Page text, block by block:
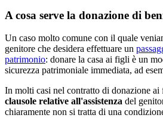
A cosa serve la donazione di
Un caso molto comune con il quale
genitore che desidera effettuare un
patrimonio: donare la casa ai figli è un
sicurezza patrimoniale immediata, ad
In molti casi nel contratto di donazione
clausole relative all'assistenza del
chiaramente non si tratta di una